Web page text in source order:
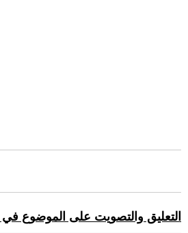
التعليق والتصويت على الموضوع في